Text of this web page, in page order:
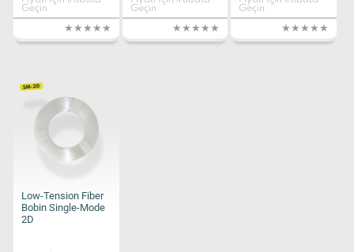
Geçin
Geçin
Geçin
Low-Tension Fiber
Bobin Single-Mode
2D